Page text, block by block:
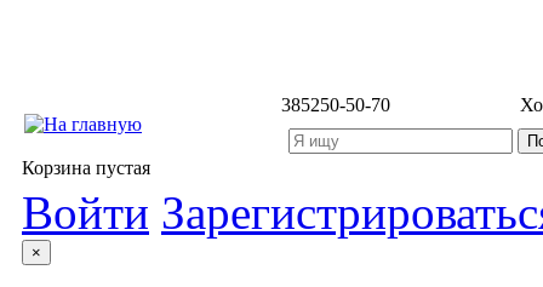
385250-50-70
Корзина пустая
Войти
×